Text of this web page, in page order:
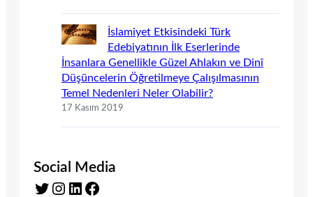
İslamiyet Etkisindeki Türk
Edebiyatının İlk Eserlerinde
İnsanlara Genellikle Güzel Ahlakın ve Dinî
Düşüncelerin Öğretilmeye Çalışılmasının
Temel Nedenleri Neler Olabilir?
17 Kasım 2019
Social Media
Twitter Instagram LinkedIn Facebook